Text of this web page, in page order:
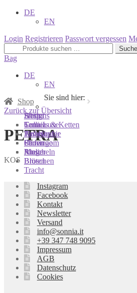
DE
EN
Login Registrieren Passwort vergessen
Suchen
nach:
Bag
DE
EN
Shop
Zurück zur Übersicht
PETRA
KOS
Instagram
Facebook
Kontakt
Newsletter
Versand
info@sonnia.it
+39 347 748 9095
Impressum
AGB
Datenschutz
Cookies
Sie sind hier:
Shop
Colliers & Ketten
Armbänder
Ohrringe
Ringe
Broschen
Sie sind hier:
Designs
Terra Luxe
Tasseln
Perlen
Muscheln
Blüten
Tracht
Sie sind hier:
About
Sonnia
Philosophie
Showroom
Atelier